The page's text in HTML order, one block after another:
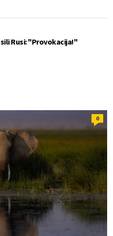
Rusi: "Provokacija!"
0